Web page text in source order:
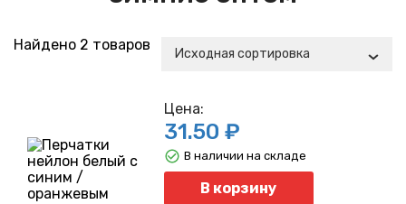
Найдено 2 товаров
Исходная сортировка
Цена:
31.50 ₽
В корзину
В наличии на складе